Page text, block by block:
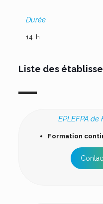
Durée
14 h
Liste des
EPLEFPA de
Formation